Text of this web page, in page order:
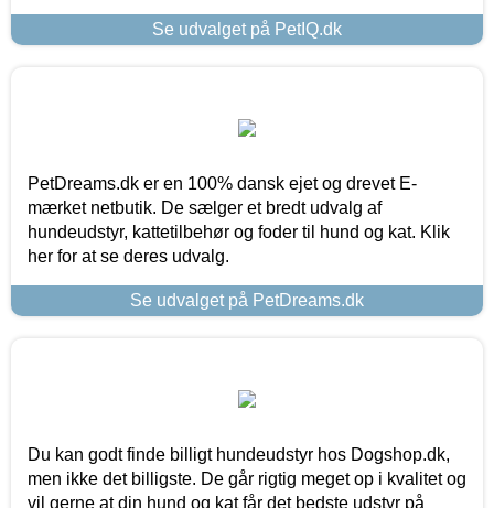
Se udvalget på PetIQ.dk
PetDreams.dk er en 100% dansk ejet og drevet E-
mærket netbutik. De sælger et bredt udvalg af
hundeudstyr, kattetilbehør og foder til hund og kat. Klik
her for at se deres udvalg.
Se udvalget på PetDreams.dk
Du kan godt finde billigt hundeudstyr hos Dogshop.dk,
men ikke det billigste. De går rigtig meget op i kvalitet og
vil gerne at din hund og kat får det bedste udstyr på